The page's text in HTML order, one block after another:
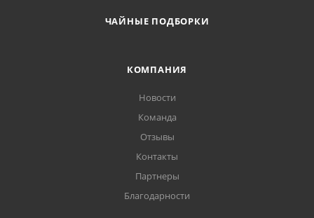
ЧАЙНЫЕ ПОДБОРКИ
КОМПАНИЯ
Новости
Команда
Отзывы
Контакты
Партнеры
Благодарности